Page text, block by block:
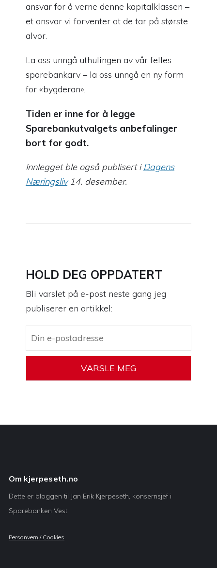
ansvar for å verne denne kapitalklassen –
et ansvar vi forventer at de tar på største
alvor.
La oss unngå uthulingen av vår felles
sparebankarv – la oss unngå en ny form
for «bygderan».
Tiden er inne for å legge
Sparebankutvalgets anbefalinger
bort for godt.
Innlegget ble også publisert iDagens
Næringsliv14. desember.
HOLD DEG OPPDATERT
Bli varslet på e-post neste gang jeg
publiserer en artikkel:
Om kjerpeseth.no
Dette er bloggen til Jan Erik Kjerpeseth, konsernsjef i
Sparebanken Vest.
Personvern / Cookies